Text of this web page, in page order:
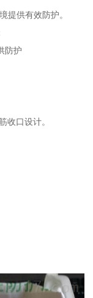
提供有效防护。
防护
收口设计。